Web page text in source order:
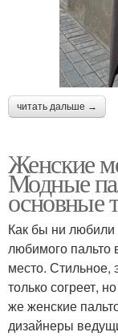
читать дальше →
Женские
Модные
основные
Как бы ни любили
любимого пальто
место. Стильное,
только согреет,
же женские
дизайнеры